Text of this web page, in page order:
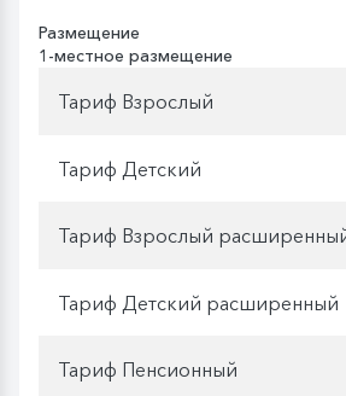
Размещение
1-местное размещение
Тариф Взрослый
Тариф Детский
Тариф Взрослый
Тариф Детский расширенный
Тариф Пенсионный